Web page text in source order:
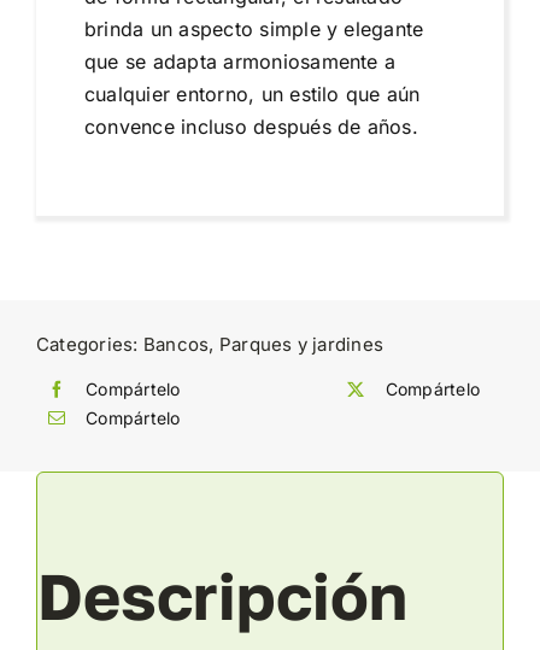
brinda un aspecto simple y elegante
que se adapta armoniosamente a
cualquier entorno, un estilo que aún
convence incluso después de años.
Categories: Bancos, Parques y jardines
Compártelo
Compártelo
Compártelo
Descripción